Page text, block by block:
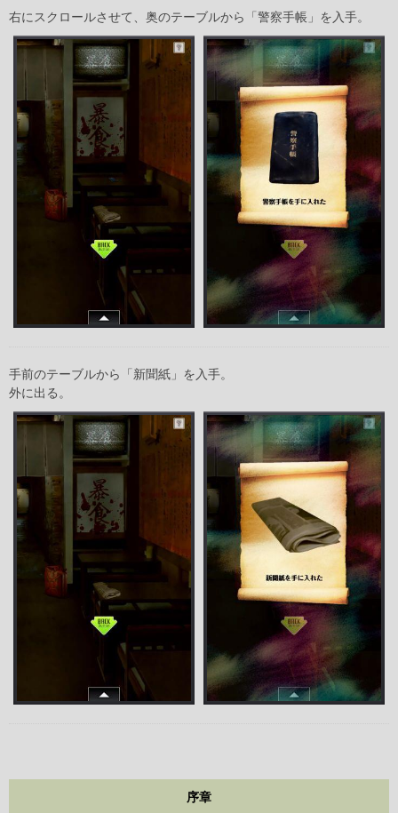
右にスクロールさせて、奥のテーブルから「警察手帳」を入手。
手前のテーブルから「新聞紙」を入手。
外に出る。
序章